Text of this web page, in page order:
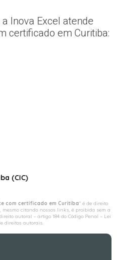
Inova Excel atende
certificado em Curitiba:
(CIC)
com certificado em Curitiba" é de direito
mesmo citando nossos links, é proibida sem a
autoral – artigo 184 do Código Penal – Lei
direitos autorais.